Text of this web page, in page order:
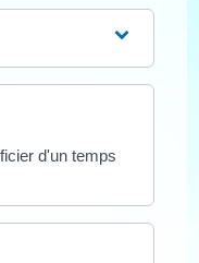
d'un temps